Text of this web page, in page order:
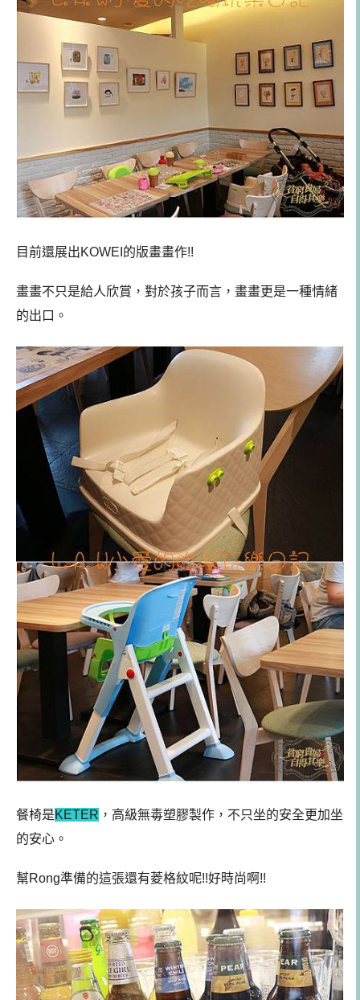
目前還展出KOWEI的版畫畫作!!
畫畫不只是給人欣賞，對於孩子而言，畫畫更是一種情緒
的出口。
餐椅是KETER ， 高級無毒塑膠製作，不只坐的安全更加坐
的安心。
幫Rong準備的這張還有菱格紋呢!!好時尚啊!!